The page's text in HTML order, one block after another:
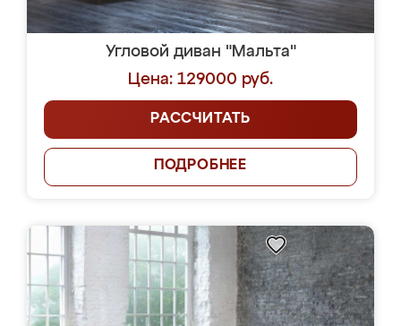
Угловой диван "Мальта"
Цена: 129000 руб.
РАССЧИТАТЬ
ПОДРОБНЕЕ